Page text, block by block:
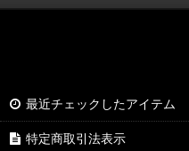
最近チェックしたアイテム
特定商取引法表示